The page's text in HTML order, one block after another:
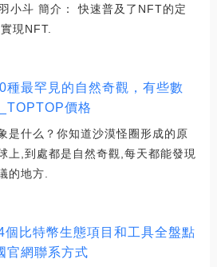
小斗 簡介： 快速普及了NFT的定
現NFT.
種最罕見的自然奇觀，有些數
價格
是什么？你知道沙漠怪圈形成的原
上,到處都是自然奇觀,每天都能發現
的地方.
個比特幣生態項目和工具全盤點
官網聯系方式